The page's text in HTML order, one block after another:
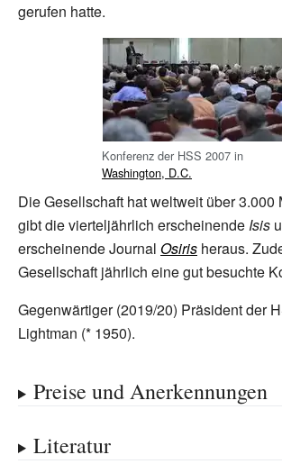
gerufen hatte.
Konferenz der HSS 2007 in
Washington, D.C.
Die Gesellschaft hat weltweit über 3.000
gibt die vierteljährlich erscheinende Isis
erscheinende Journal Osiris heraus.
Gesellschaft jährlich eine gut besuchte
Gegenwärtiger (2019/20) Präsident der
Lightman (* 1950).
Preise und Anerkennungen
Literatur